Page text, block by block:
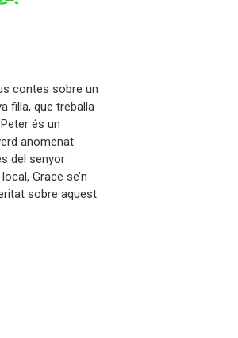
contes sobre un
filla, que treballa
és un
anomenat
del senyor
Grace se’n
sobre aquest